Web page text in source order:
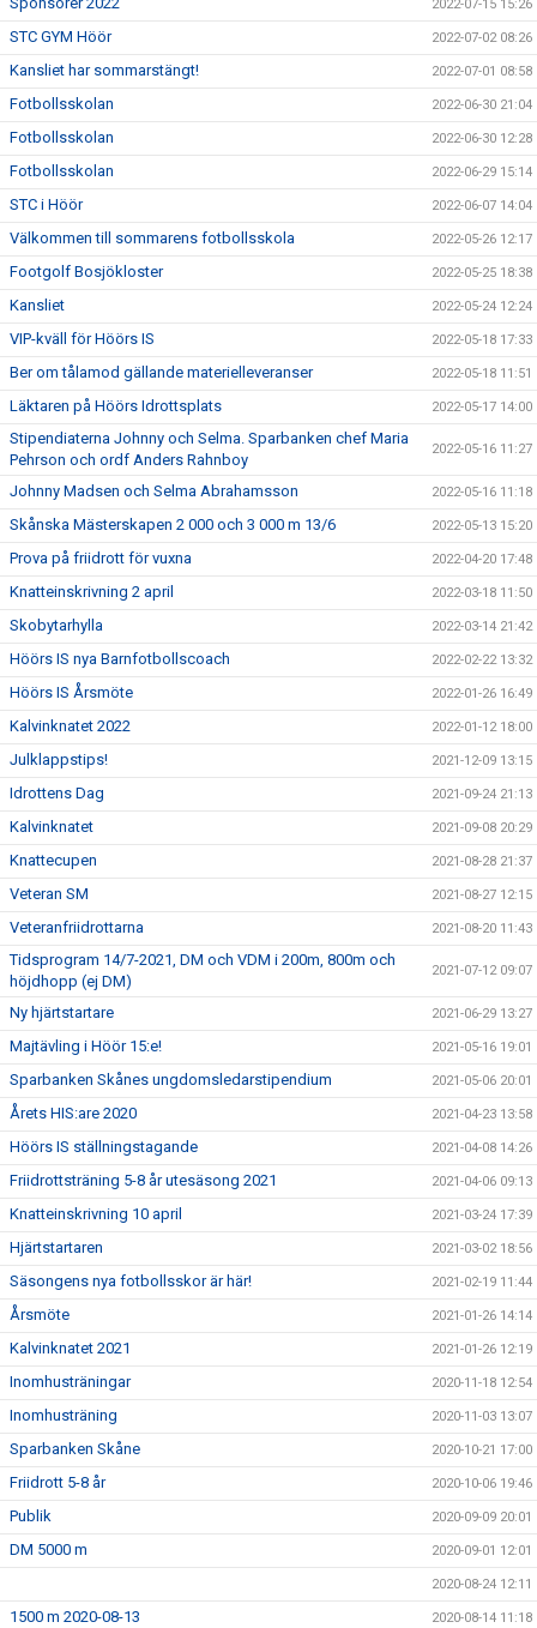
2022-07-15 15:26
STC GYM Höör 2022-07-02 08:26
Kansliet har sommarstängt! 2022-07-01 08:58
Fotbollsskolan 2022-06-30 21:04
Fotbollsskolan 2022-06-30 12:28
Fotbollsskolan 2022-06-29 15:14
STC i Höör 2022-06-07 14:04
Välkommen till sommarens fotbollsskola 2022-05-26 12:17
Footgolf Bosjökloster 2022-05-25 18:38
Kansliet 2022-05-24 12:24
VIP-kväll för Höörs IS 2022-05-18 17:33
Ber om tålamod gällande materielleveranser 2022-05-18 11:51
Läktaren på Höörs Idrottsplats 2022-05-17 14:00
Stipendiaterna Johnny och Selma. Sparbanken chef Maria
Pehrson och ordf Anders Rahnboy
2022-05-16 11:27
Johnny Madsen och Selma Abrahamsson 2022-05-16 11:18
Skånska Mästerskapen 2 000 och 3 000 m 13/6 2022-05-13 15:20
Prova på friidrott för vuxna 2022-04-20 17:48
Knatteinskrivning 2 april 2022-03-18 11:50
Skobytarhylla 2022-03-14 21:42
Höörs IS nya Barnfotbollscoach 2022-02-22 13:32
Höörs IS Årsmöte 2022-01-26 16:49
Kalvinknatet 2022 2022-01-12 18:00
Julklappstips! 2021-12-09 13:15
Idrottens Dag 2021-09-24 21:13
Kalvinknatet 2021-09-08 20:29
Knattecupen 2021-08-28 21:37
Veteran SM 2021-08-27 12:15
Veteranfriidrottarna 2021-08-20 11:43
Tidsprogram 14/7-2021, DM och VDM i 200m, 800m och
höjdhopp (ej DM)
2021-07-12 09:07
Ny hjärtstartare 2021-06-29 13:27
Majtävling i Höör 15:e! 2021-05-16 19:01
Sparbanken Skånes ungdomsledarstipendium 2021-05-06 20:01
Årets HIS:are 2020 2021-04-23 13:58
Höörs IS ställningstagande 2021-04-08 14:26
Friidrottsträning 5-8 år utesäsong 2021 2021-04-06 09:13
Knatteinskrivning 10 april 2021-03-24 17:39
Hjärtstartaren 2021-03-02 18:56
Säsongens nya fotbollsskor är här! 2021-02-19 11:44
Årsmöte 2021-01-26 14:14
Kalvinknatet 2021 2021-01-26 12:19
Inomhusträningar 2020-11-18 12:54
Inomhusträning 2020-11-03 13:07
Sparbanken Skåne 2020-10-21 17:00
Friidrott 5-8 år 2020-10-06 19:46
Publik 2020-09-09 20:01
DM 5000 m 2020-09-01 12:01
2020-08-24 12:11
1500 m 2020-08-13 2020-08-14 11:18